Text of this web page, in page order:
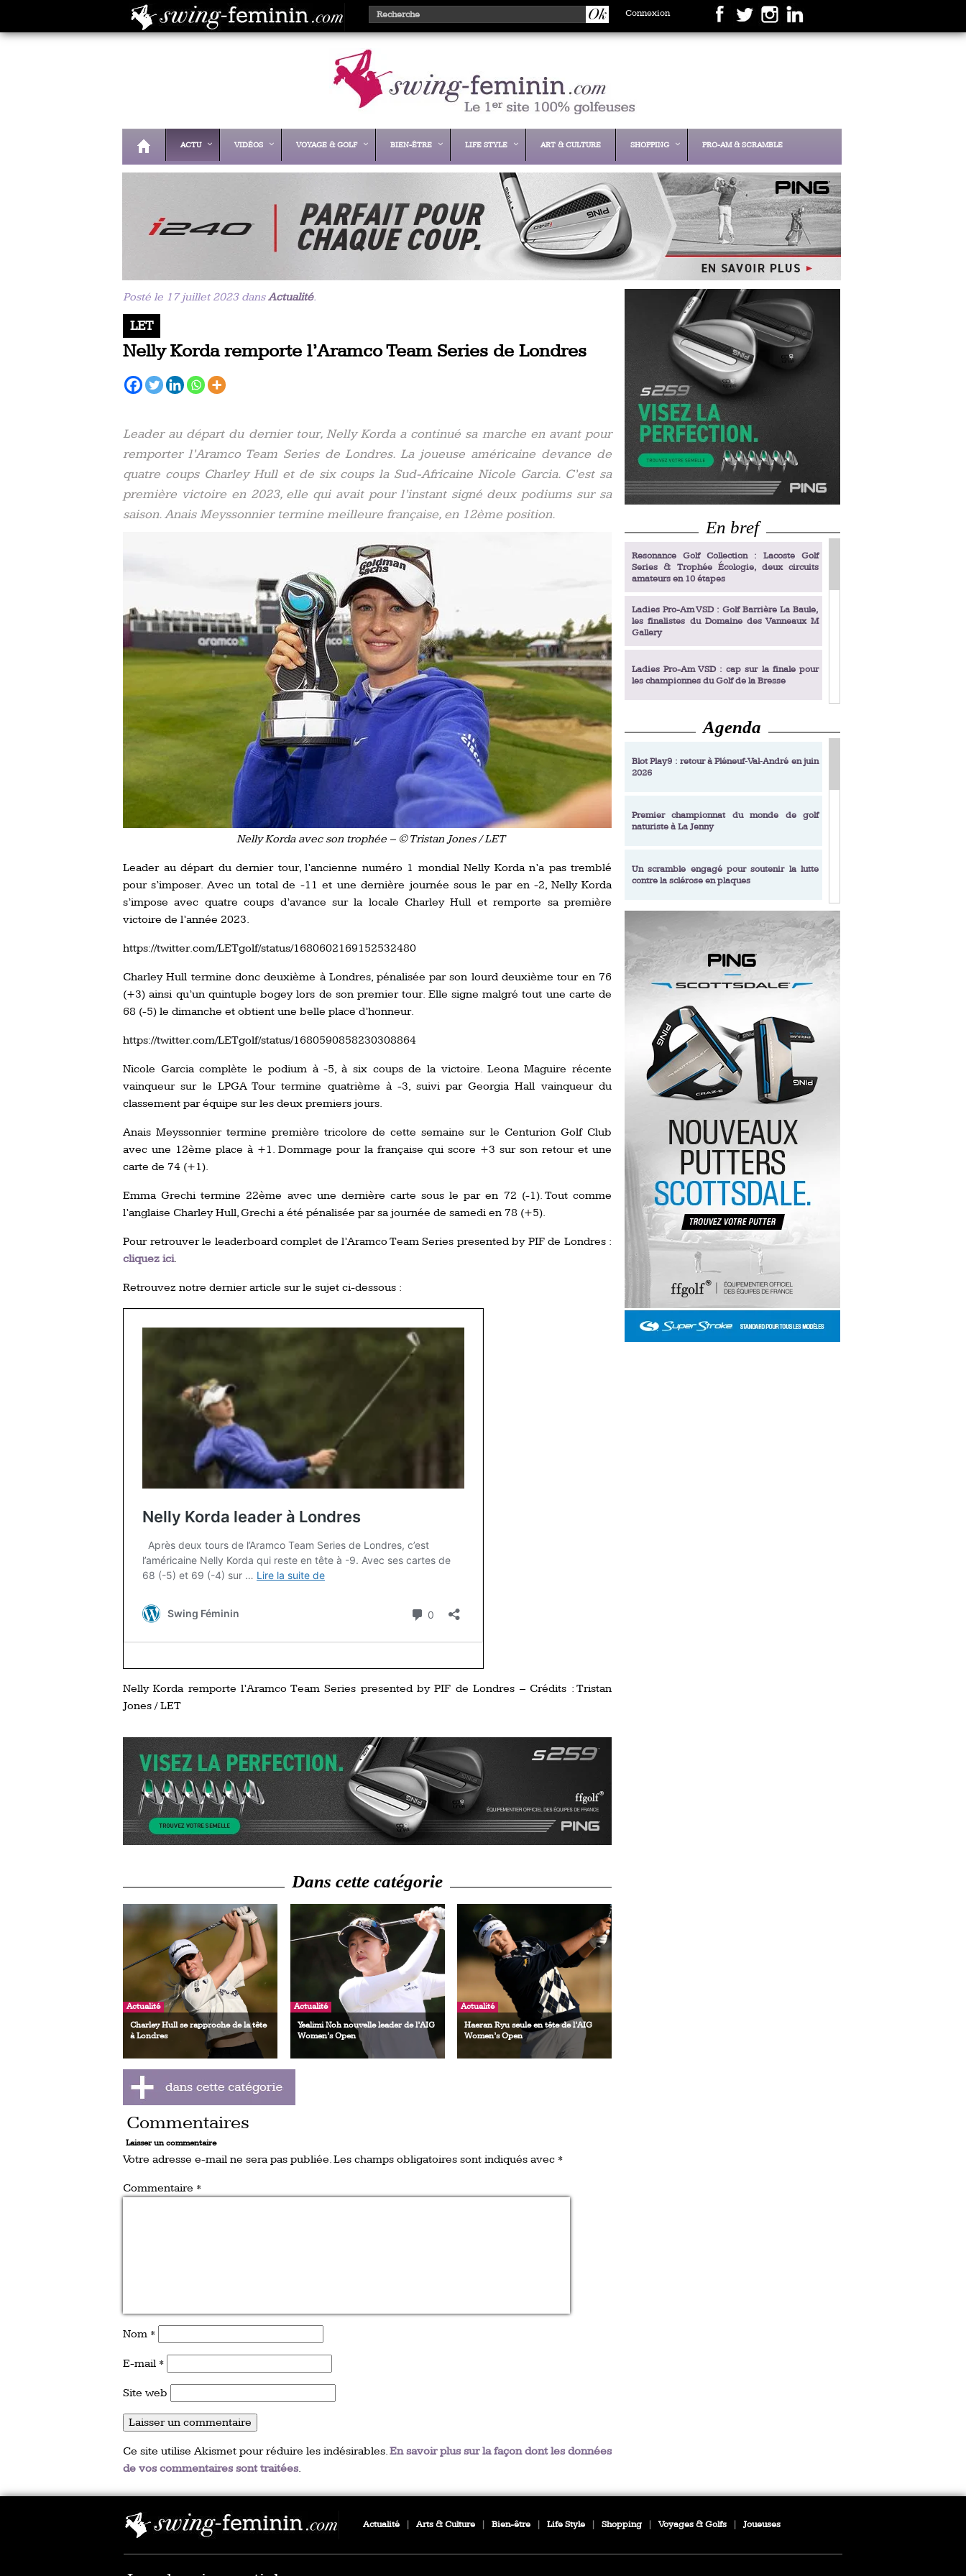
Connexion
ACTU VIDÉOS VOYAGE & GOLF BIEN-ÊTRE LIFE STYLE ART & CULTURE SHOPPING PRO-AM & SCRAMBLE
Posté le 17 juillet 2023 dansActualité.
LET
Nelly Korda remporte l’Aramco Team Series de Londres
Leader au départ du dernier tour, Nelly Korda a continué sa marche en avant pour
remporter l’Aramco Team Series de Londres. La joueuse américaine devance de
quatre coups Charley Hull et de six coups la Sud-Africaine Nicole Garcia. C’est sa
première victoire en 2023, elle qui avait pour l’instant signé deux podiums sur sa
saison. Anais Meyssonnier termine meilleure française, en 12ème position.
Nelly Korda avec son trophée – © Tristan Jones / LET
Leader au départ du dernier tour, l’ancienne numéro 1 mondial Nelly Korda n’a pas tremblé
pour s’imposer. Avec un total de -11 et une dernière journée sous le par en -2, Nelly Korda
s’impose avec quatre coups d’avance sur la locale Charley Hull et remporte sa première
victoire de l’année 2023.
https://twitter.com/LETgolf/status/1680602169152532480
Charley Hull termine donc deuxième à Londres, pénalisée par son lourd deuxième tour en 76
(+3) ainsi qu’un quintuple bogey lors de son premier tour. Elle signe malgré tout une carte de
68 (-5) le dimanche et obtient une belle place d’honneur.
https://twitter.com/LETgolf/status/1680590858230308864
Nicole Garcia complète le podium à -5, à six coups de la victoire. Leona Maguire récente
vainqueur sur le LPGA Tour termine quatrième à -3, suivi par Georgia Hall vainqueur du
classement par équipe sur les deux premiers jours.
Anais Meyssonnier termine première tricolore de cette semaine sur le Centurion Golf Club
avec une 12ème place à +1. Dommage pour la française qui score +3 sur son retour et une
carte de 74 (+1).
Emma Grechi termine 22ème avec une dernière carte sous le par en 72 (-1). Tout comme
l’anglaise Charley Hull, Grechi a été pénalisée par sa journée de samedi en 78 (+5).
Pour retrouver le leaderboard complet de l’Aramco Team Series presented by PIF de Londres :
cliquez ici.
Retrouvez notre dernier article sur le sujet ci-dessous :
Nelly Korda remporte l’Aramco Team Series presented by PIF de Londres – Crédits : Tristan
Jones / LET
Dans cette catégorie
Actualité
Charley Hull se rapproche de la tête
à Londres
Actualité
Yealimi Noh nouvelle leader de l’AIG
Women’s Open
Actualité
Haeran Ryu seule en tête de l’AIG
Women’s Open
Commentaires
Laisser un commentaire
Votre adresse e-mail ne sera pas publiée.Les champs obligatoires sont indiqués avec *
Commentaire *
Nom *
E-mail *
Site web
Ce site utilise Akismet pour réduire les indésirables.En savoir plus sur la façon dont les données
de vos commentaires sont traitées.
En bref
Resonance Golf Collection : Lacoste Golf
Series & Trophée Écologie, deux circuits
amateurs en 10 étapes
Ladies Pro-Am VSD : Golf Barrière La Baule,
les finalistes du Domaine des Vanneaux M
Gallery
Ladies Pro-Am VSD : cap sur la finale pour
les championnes du Golf de la Bresse
Ladies Pro-Am VSD : Golf du Prieuré, elles
décrochent leur billet pour la finale
Enfin un livre de golf pensé pour les femmes
Ladies Pro-Am VSD : les premières
Académie Golf Barrière Julien Xanthopoulos,
Amundi Evian Championship, de nouvelles
expériences immersives
Evian Resort Golf Club : Saison 2 du
Programme Performance
Agenda
Blot Play9 : retour à Pléneuf‑Val‑André en juin
2026
Premier championnat du monde de golf
naturiste à La Jenny
Un scramble engagé pour soutenir la lutte
contre la sclérose en plaques
Series & Trophée Écologie, deux circuits
amateurs en 10 étapes
Royal Air Maroc Golf & Padel Cup : le nouvel
event sport et networking
LPGA Tour 2026 : une saison record pour le
golf féminin
Ladies European Tour 2026 : une saison
historique sur cinq continents
Debout en Bouts prolonge la Fashion Week à
Roland-Garros
Lacoste Ladies Open 2025 : Céline Boutier
de retour à Deauville
Aphrodite Hills Team Cup 2025 : de retour a
Chypre
Actualité Arts & Culture Bien-être Life Style Shopping Voyages & Golfs Joueuses